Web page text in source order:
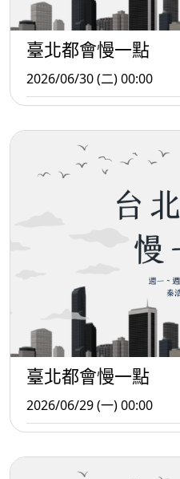
臺北都會慢一點
2026/06/30 (二) 00:00
臺北都會慢一點
2026/06/29 (一) 00:00